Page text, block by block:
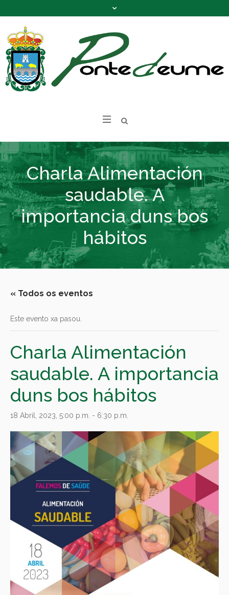
Charla Alimentación
saudable. A
importancia duns bos
hábitos
« Todos os eventos
Este evento xa pasou.
Charla Alimentación
saudable. A importancia
duns bos hábitos
18 Abril, 2023, 5:00 p.m. - 6:30 p.m.